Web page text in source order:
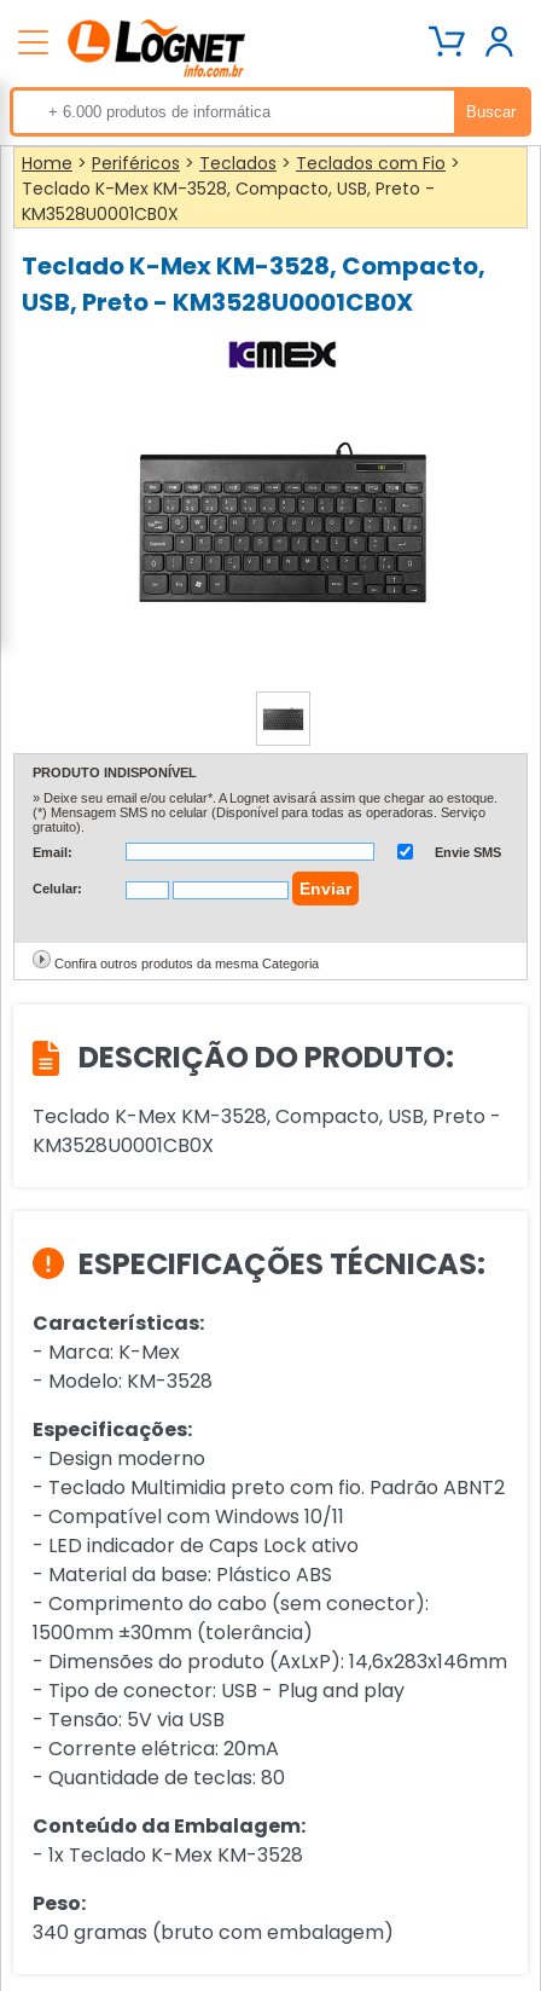
Home > Periféricos > Teclados > Teclados com Fio >
Teclado K-Mex KM-3528, Compacto, USB, Preto -
KM3528U0001CB0X
Teclado K-Mex KM-3528, Compacto,
USB, Preto - KM3528U0001CB0X
PRODUTO INDISPONÍVEL
» Deixe seu email e/ou celular*. A Lognet avisará assim que chegar ao estoque.
(*) Mensagem SMS no celular (Disponível para todas as operadoras. Serviço
gratuito).
Email:
Envie SMS
Celular:
Confira outros produtos da mesma Categoria
DESCRIÇÃO DO PRODUTO:
Teclado K-Mex KM-3528, Compacto, USB, Preto -
KM3528U0001CB0X
ESPECIFICAÇÕES TÉCNICAS:
Características:
- Marca: K-Mex
- Modelo: KM-3528
Especificações:
- Design moderno
- Teclado Multimidia preto com fio. Padrão ABNT2
- Compatível com Windows 10/11
- LED indicador de Caps Lock ativo
- Material da base: Plástico ABS
- Comprimento do cabo (sem conector):
1500mm ±30mm (tolerância)
- Dimensões do produto (AxLxP): 14,6x283x146mm
- Tipo de conector: USB - Plug and play
- Tensão: 5V via USB
- Corrente elétrica: 20mA
- Quantidade de teclas: 80
Conteúdo da Embalagem:
- 1x Teclado K-Mex KM-3528
Peso:
340 gramas (bruto com embalagem)